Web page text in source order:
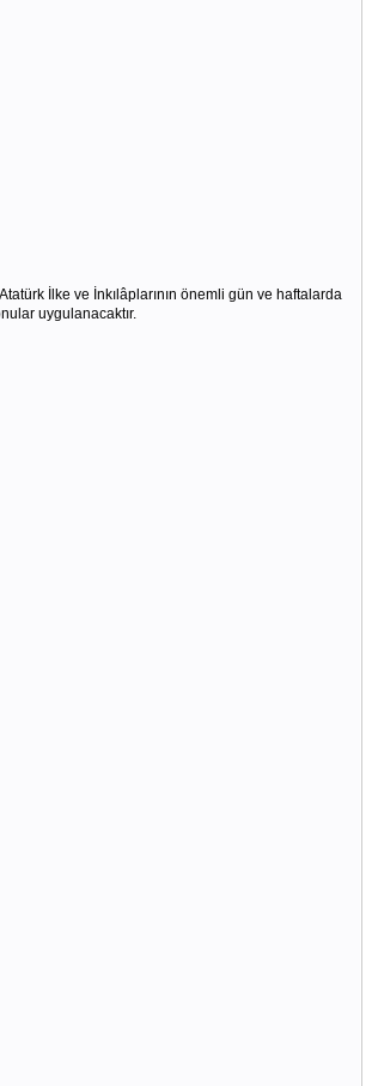
İlke ve İnkılâplarının önemli gün ve haftalarda
uygulanacaktır.